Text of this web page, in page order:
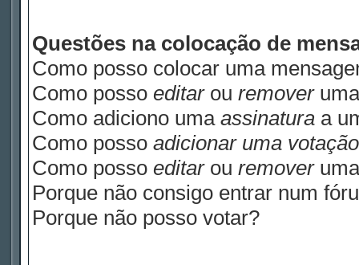
Questões na colocação de
Como posso colocar uma
Como posso editarou remover
Como adiciono uma assinatura a
Como posso adicionar uma votação
Como posso editarou remover
Porque não consigo entrar num
Porque não posso votar?